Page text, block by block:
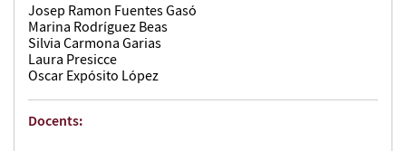
Josep Ramon Fuentes Gasó
Marina Rodríguez Beas
Silvia Carmona Garias
Laura Presicce
Oscar Expósito López
Docents: